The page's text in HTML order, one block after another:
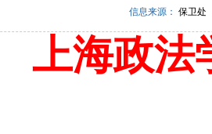
信息来源： 保卫处
上海政法